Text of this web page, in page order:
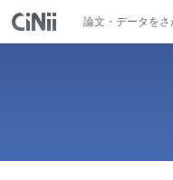
論文・データをさ